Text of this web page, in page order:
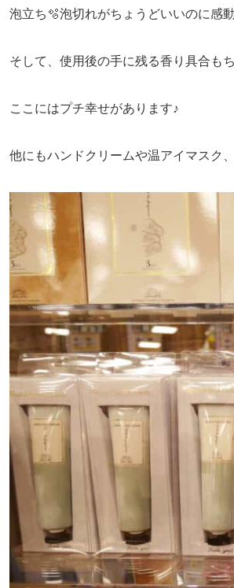
泡立ち🫧泡切れがちょうどいいのに感動
そして、使用後の手に残る香り具合も
ここにはプチ幸せがあります♪
他にもハンドクリームや温アイマスク